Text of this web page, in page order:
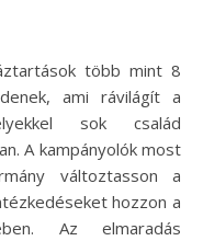
ami rávilágít a
sok család
A kampányolók most
változtasson a
hozzon a
Az elmaradás